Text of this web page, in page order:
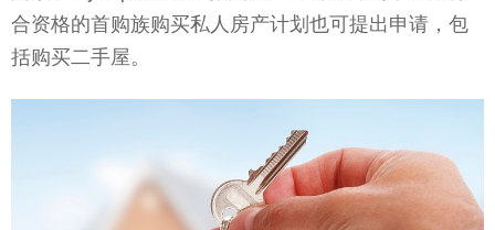
合资格的首购族购买私人房产计划也可提出申请，包
括购买二手屋。